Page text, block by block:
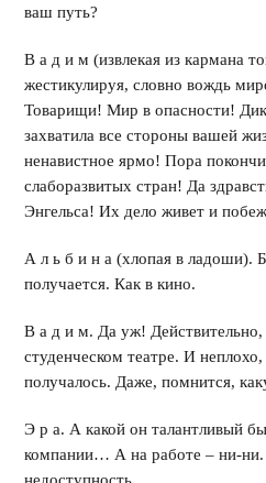
ваш путь?
В а д и м (извлекая из кармана
жестикулируя, словно вождь
Товарищи! Мир в опасности!
захватила все стороны вашей
ненавистное ярмо! Пора
слаборазвитых стран! Да
Энгельса! Их дело живет и
А л ь б и н а (хлопая в ладоши).
получается. Как в кино.
В а д и м. Да уж! Действительно,
студенческом театре. И
получалось. Даже, помнится,
Э р а. А какой он талантливый
компании… А на работе – ни-ни.